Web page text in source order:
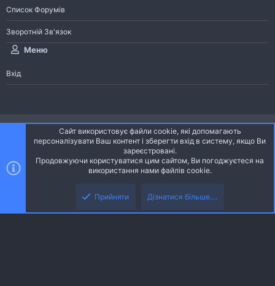
Список Форумів
Зворотній Зв'язок
Меню
Вхід
Ніч
Українська (UA)
S
Community platform by XenForo® © 2010-2026 XenForo Ltd.
Community platform by XenForo © 2010-2022 XenForo Ltd. | dev: Pages
Сайт використовує файли cookie, які допомагають
персоналізувати Ваш контент і зберегти вхід в систему, якщо Ви
зареєстровані.
Продовжуючи користуватися цим сайтом, Ви погоджуєтеся на
використання нами файлів cookie.
Прийняти Дізнатися більше....